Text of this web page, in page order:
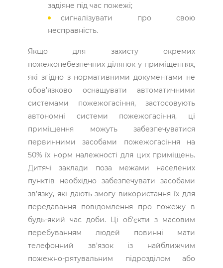
задіяне під час пожежі;
сигналізувати про свою
несправність.
Якщо для захисту окремих
пожежонебезпечних ділянок у приміщеннях,
які згідно з нормативними документами не
обов’язково оснащувати автоматичними
системами пожежогасіння, застосовують
автономні системи пожежогасіння, ці
приміщення можуть забезпечуватися
первинними засобами пожежогасіння на
50% їх норм належності для цих приміщень.
Дитячі заклади поза межами населених
пунктів необхідно забезпечувати засобами
зв’язку, які дають змогу використання їх для
передавання повідомлення про пожежу в
будь-який час доби. Ці об’єкти з масовим
перебуванням людей повинні мати
телефонний зв’язок із найближчим
пожежно-рятувальним підрозділом або